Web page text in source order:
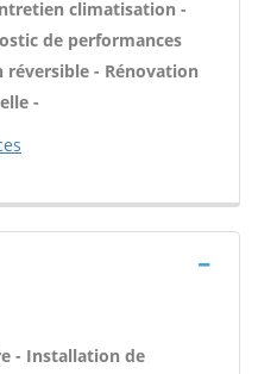
climatisation -
de performances
- Rénovation
-
- Installation de